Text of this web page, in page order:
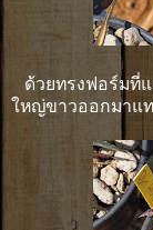
ด้วยทรงฟอร์มที่
ใหญ่ขาวออกมาแ